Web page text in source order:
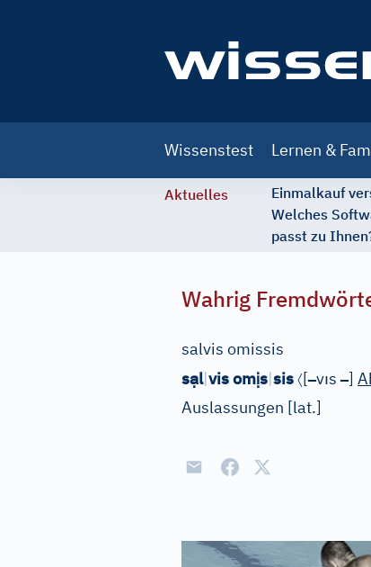
navigation
Wissenstest Lernen &
Aktuelles
Einmalkauf
Welches
passt zu
Wahrig
salvis omissis
sạl|vis omịs|sis〈[–vıs–]
Auslassungen [lat.]